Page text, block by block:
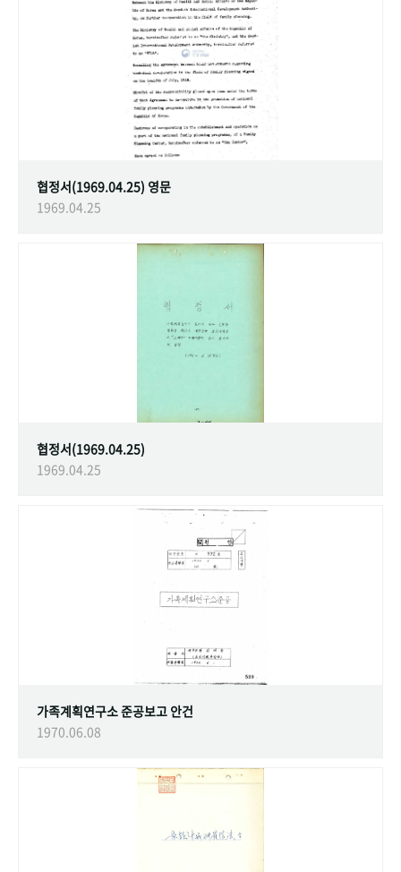
협정서(1969.04.25) 영문
1969.04.25
협정서(1969.04.25)
1969.04.25
가족계획연구소 준공보고 안건
1970.06.08